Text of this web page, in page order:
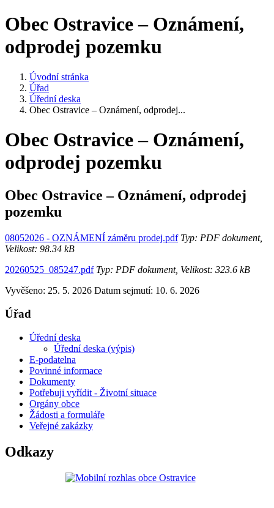
Obec Ostravice – Oznámení,
odprodej pozemku
Úvodní stránka
Úřad
Úřední deska
Obec Ostravice – Oznámení, odprodej...
Obec Ostravice – Oznámení,
odprodej pozemku
Obec Ostravice – Oznámení, odprodej
pozemku
08052026 - OZNÁMENÍ záměru prodej.pdfTyp: PDF dokument,
Velikost: 98.34 kB
20260525_085247.pdfTyp: PDF dokument, Velikost: 323.6 kB
Vyvěšeno: 25. 5. 2026 Datum sejmutí: 10. 6. 2026
Úřad
Úřední deska
Úřední deska (výpis)
E-podatelna
Povinné informace
Dokumenty
Potřebuji vyřídit - Životní situace
Orgány obce
Žádosti a formuláře
Veřejné zakázky
Odkazy